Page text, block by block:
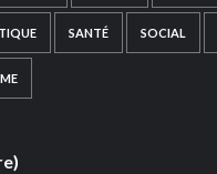
SANTÉ SOCIAL